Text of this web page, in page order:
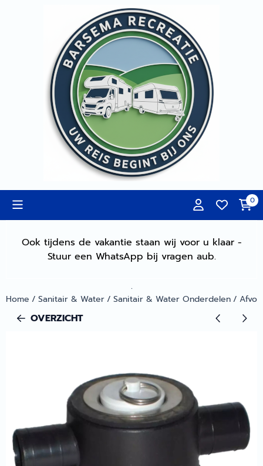
Cookievoorkeuren zijn momenteel gesloten.
0
Ook tijdens de vakantie staan wij voor u klaar -
Stuur een WhatsApp bij vragen aub.
.
Home / Sanitair & Water/ Sanitair & Water Onderdelen/
OVERZICHT